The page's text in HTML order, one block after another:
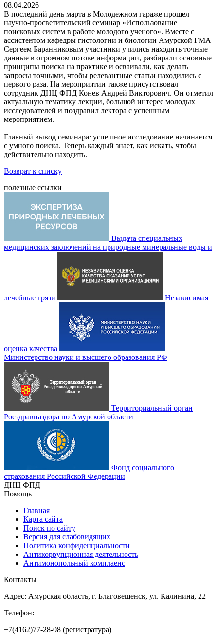
08.04.2026
В последний день марта в Молодежном гараже прошел
научно-просветительский семинар «Использование
поисковых систем в работе молодого ученого». Вместе с
ассистентом кафедры гистологии и биологии Амурской ГМА
Сергеем Баранниковым участники учились находить точные
данные в огромном потоке информации, разбирали основные
принципы поиска на практике и осваивали, как делать
запросы точными, чтобы релевантные статьи находились с
первого раза. На мероприятии также присутствовал
сотрудник ДНЦ ФПД Конев Андрей Викторович. Он отметил
актуальную тематику лекции, большой интерес молодых
исследователей и поздравил лектора с успешным
мероприятием.
Главный вывод семинара: успешное исследование начинается
с умного поиска. Теперь каждый знает, как искать, чтобы
действительно находить.
Возврат к списку
полезные ссылки
Выдача специальных
медицинских заключений на природные минеральные воды и
лечебные грязи Независимая
оценка качества
Министерство науки и высшего образования РФ
Территориальный орган
Росздравназдора по Амурской области
Фонд социального
страхования Российской Федерации
ДНЦ ФПД
Помощь
Главная
Карта сайта
Поиск по сайту
Версия для слабовидящих
Политика конфиденциальности
Антикоррупционная деятельность
Антимонопольный комплаенс
Контакты
Адрес: Амурская область, г. Благовещенск, ул. Калинина, 22
Телефон:
+7(4162)77-28-08 (регистратура)